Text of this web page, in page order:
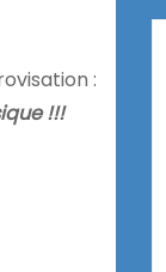
:
!!!